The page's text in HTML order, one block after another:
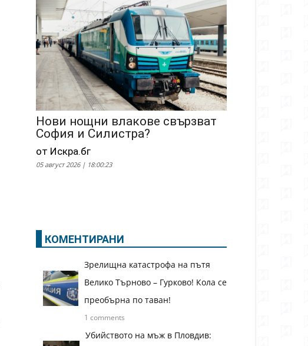
Нови нощни влакове свързват
София и Силистра?
от Искра.бг
05 август 2026 | 18:00:23
КОМЕНТИРАНИ
Зрелищна катастрофа на пътя
Велико Търново – Гурково! Кола се
преобърна по таван!
1 comments
Убийството на мъж в Пловдив: